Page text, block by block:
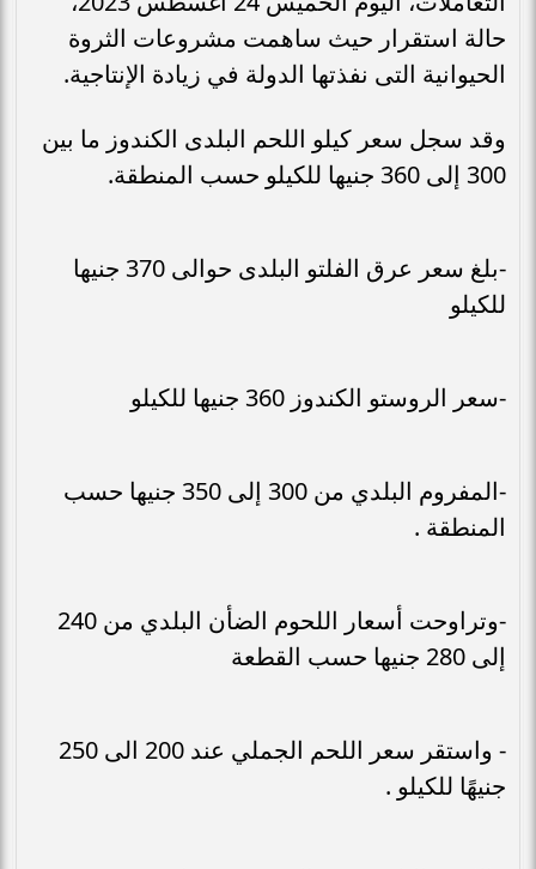
حالة استقرار حيث ساهمت مشروعات الثروة
الحيوانية التى نفذتها الدولة في زيادة الإنتاجية.
وقد سجل سعر كيلو اللحم البلدى الكندوز ما بين
300 إلى 360 جنيها للكيلو حسب المنطقة.
-بلغ سعر عرق الفلتو البلدى حوالى 370 جنيها
للكيلو
-سعر الروستو الكندوز 360 جنيها للكيلو
-المفروم البلدي من 300 إلى 350 جنيها حسب
المنطقة .
-وتراوحت أسعار اللحوم الضأن البلدي من 240
إلى 280 جنيها حسب القطعة
- واستقر سعر اللحم الجملي عند 200 الى 250
جنيهًا للكيلو .